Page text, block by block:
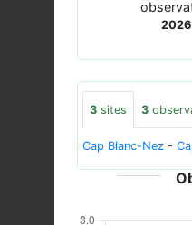
2026
3 sites 3
Cap Blanc-Nez -